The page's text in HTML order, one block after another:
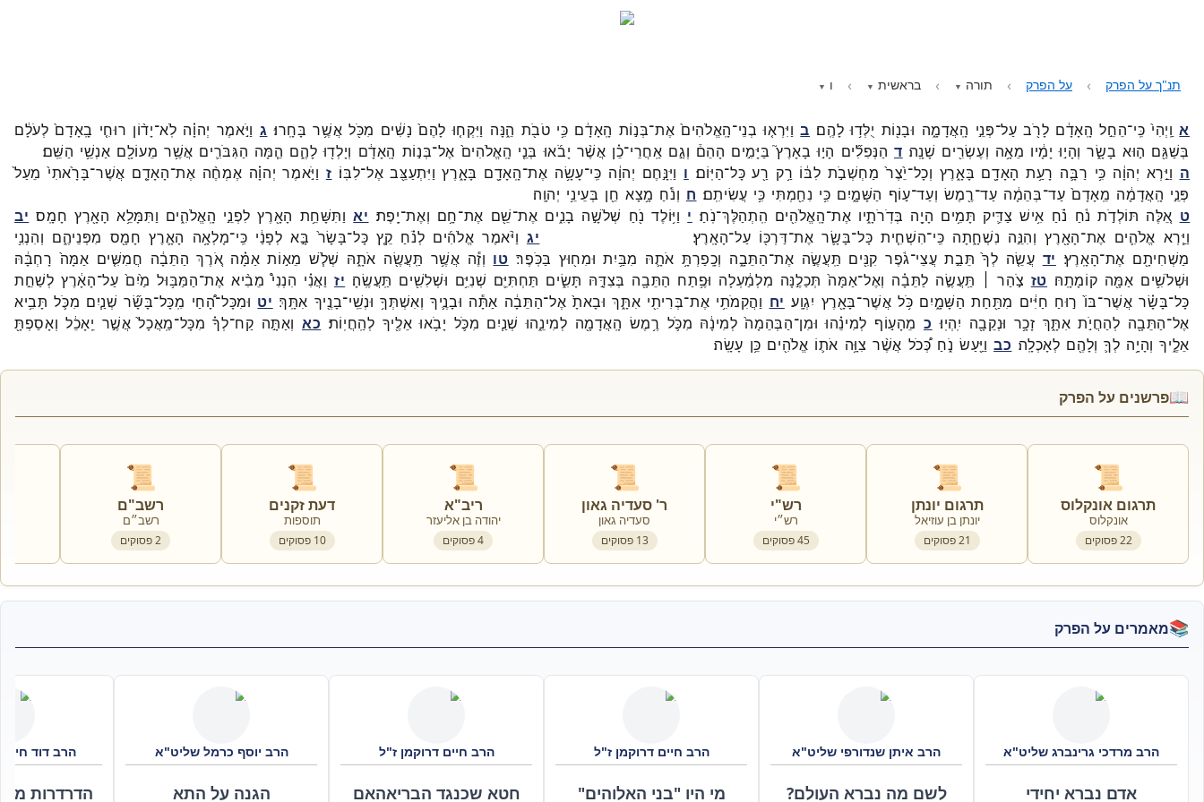
תנ"ך על הפרק על הפרק תורה בראשית ו
א וַֽיְהִי֙ כִּֽי־הֵחֵ֣ל הָֽאָדָ֔ם לָרֹ֖ב עַל־פְּנֵ֣י הָֽאֲדָמָ֑ה וּבָנ֖וֹת יֻלְּד֥וּ לָהֶֽם׃ ב וַיִּרְא֤וּ בְנֵי־הָֽאֱלֹהִים֙ אֶת־בְּנ֣וֹת הָֽאָדָ֔ם כִּ֥י טֹבֹ֖ת הֵ֑נָּה וַיִּקְח֤וּ לָהֶם֙ נָשִׁ֔ים מִכֹּ֖ל אֲשֶׁ֥ר בָּחָֽרוּ׃ ג וַיֹּ֣אמֶר יְהוָ֗ה לֹֽא־יָד֨וֹן רוּחִ֤י בָֽאָדָם֙ לְעֹלָ֔ם
בְּשַׁגַּ֖ם ה֣וּא בָשָׂ֑ר וְהָי֣וּ יָמָ֔יו מֵאָ֥ה וְעֶשְׂרִ֖ים שָׁנָֽה׃ ד הַנְּפִלִ֞ים הָי֣וּ בָאָרֶץ֮ בַּיָּמִ֣ים הָהֵם֒ וְגַ֣ם אַֽחֲרֵי־כֵ֗ן אֲשֶׁ֨ר יָבֹ֜אוּ בְּנֵ֤י הָֽאֱלֹהִים֙ אֶל־בְּנ֣וֹת הָֽאָדָ֔ם וְיָלְד֖וּ לָהֶ֑ם הֵ֧מָּה הַגִּבֹּרִ֛ים אֲשֶׁ֥ר מֵעוֹלָ֖ם אַנְשֵׁ֥י הַשֵּֽׁם׃
ה וַיַּ֣רְא יְהוָ֔ה כִּ֥י רַבָּ֛ה רָעַ֥ת הָאָדָ֖ם בָּאָ֑רֶץ וְכָל־יֵ֙צֶר֙ מַחְשְׁבֹ֣ת לִבּ֔וֹ רַ֥ק רַ֖ע כָּל־הַיּֽוֹם׃ ו וַיִּנָּ֣חֶם יְהוָ֔ה כִּֽי־עָשָׂ֥ה אֶת־הָֽאָדָ֖ם בָּאָ֑רֶץ וַיִּתְעַצֵּ֖ב אֶל־לִבּֽוֹ׃ ז וַיֹּ֣אמֶר יְהוָ֗ה אֶמְחֶ֨ה אֶת־הָאָדָ֤ם אֲשֶׁר־בָּרָ֙אתִי֙ מֵעַל֙
פְּנֵ֣י הָֽאֲדָמָ֔ה מֵֽאָדָם֙ עַד־בְּהֵמָ֔ה עַד־רֶ֖מֶשׂ וְעַד־ע֣וֹף הַשָּׁמָ֑יִם כִּ֥י נִחַ֖מְתִּי כִּ֥י עֲשִׂיתִֽם׃ ח וְנֹ֕חַ מָ֥צָא חֵ֖ן בְּעֵינֵ֥י יְהוָֽה׃
ט אֵ֚לֶּה תּוֹלְדֹ֣ת נֹ֔חַ נֹ֗חַ אִ֥ישׁ צַדִּ֛יק תָּמִ֥ים הָיָ֖ה בְּדֹֽרֹתָ֑יו אֶת־הָֽאֱלֹהִ֖ים הִֽתְהַלֶּךְ־נֹֽחַ׃ י וַיּ֥וֹלֶד נֹ֖חַ שְׁלֹשָׁ֣ה בָנִ֑ים אֶת־שֵׁ֖ם אֶת־חָ֥ם וְאֶת־יָֽפֶת׃ יא וַתִּשָּׁחֵ֥ת הָאָ֖רֶץ לִפְנֵ֣י הָֽאֱלֹהִ֑ים וַתִּמָּלֵ֥א הָאָ֖רֶץ חָמָֽס׃ יב
וַיַּ֧רְא אֱלֹהִ֛ים אֶת־הָאָ֖רֶץ וְהִנֵּ֣ה נִשְׁחָ֑תָה כִּֽי־הִשְׁחִ֧ית כָּל־בָּשָׂ֛ר אֶת־דַּרְכּ֖וֹ עַל־הָאָֽרֶץ׃ יג וַיֹּ֨אמֶר אֱלֹהִ֜ים לְנֹ֗חַ קֵ֤ץ כָּל־בָּשָׂר֙ בָּ֣א לְפָנַ֔י כִּֽי־מָלְאָ֥ה הָאָ֛רֶץ חָמָ֖ס מִפְּנֵיהֶ֑ם וְהִנְנִ֥י
מַשְׁחִיתָ֖ם אֶת־הָאָֽרֶץ׃ יד עֲשֵׂ֤ה לְךָ֙ תֵּבַ֣ת עֲצֵי־גֹ֔פֶר קִנִּ֖ים תַּֽעֲשֶׂ֣ה אֶת־הַתֵּבָ֑ה וְכָֽפַרְתָּ֥ אֹתָ֛הּ מִבַּ֥יִת וּמִח֖וּץ בַּכֹּֽפֶר׃ טו וְזֶ֕ה אֲשֶׁ֥ר תַּֽעֲשֶׂ֖ה אֹתָ֑הּ שְׁלֹ֧שׁ מֵא֣וֹת אַמָּ֗ה אֹ֚רֶךְ הַתֵּבָ֔ה חֲמִשִּׁ֤ים אַמָּה֙ רָחְבָּ֔הּ
וּשְׁלֹשִׁ֥ים אַמָּ֖ה קוֹמָתָֽהּ׃ טז צֹ֣הַר ׀ תַּֽעֲשֶׂ֣ה לַתֵּבָ֗ה וְאֶל־אַמָּה֙ תְּכַלֶ֣נָּה מִלְמַ֔עְלָה וּפֶ֥תַח הַתֵּבָ֖ה בְּצִדָּ֣הּ תָּשִׂ֑ים תַּחְתִּיִּ֛ם שְׁנִיִּ֥ם וּשְׁלִשִׁ֖ים תַּֽעֲשֶֽׂהָ׃ יז וַאֲנִ֗י הִנְנִי֩ מֵבִ֨יא אֶת־הַמַּבּ֥וּל מַ֙יִם֙ עַל־הָאָ֔רֶץ לְשַׁחֵ֣ת
כָּל־בָּשָׂ֗ר אֲשֶׁר־בּוֹ֙ ר֣וּחַ חַיִּ֔ים מִתַּ֖חַת הַשָּׁמָ֑יִם כֹּ֥ל אֲשֶׁר־בָּאָ֖רֶץ יִגְוָֽע׃ יח וַהֲקִמֹתִ֥י אֶת־בְּרִיתִ֖י אִתָּ֑ךְ וּבָאתָ֙ אֶל־הַתֵּבָ֔ה אַתָּ֕ה וּבָנֶ֛יךָ וְאִשְׁתְּךָ֥ וּנְשֵֽׁי־בָנֶ֖יךָ אִתָּֽךְ׃ יט וּמִכָּל־הָ֠חַי מִֽכָּל־בָּשָׂ֞ר שְׁנַ֧יִם מִכֹּ֛ל תָּבִ֥יא
אֶל־הַתֵּבָ֖ה לְהַחֲיֹ֣ת אִתָּ֑ךְ זָכָ֥ר וּנְקֵבָ֖ה יִֽהְיֽוּ׃ כ מֵהָע֣וֹף לְמִינֵ֗הוּ וּמִן־הַבְּהֵמָה֙ לְמִינָ֔הּ מִכֹּ֛ל רֶ֥מֶשׂ הָֽאֲדָמָ֖ה לְמִינֵ֑הוּ שְׁנַ֧יִם מִכֹּ֛ל יָבֹ֥אוּ אֵלֶ֖יךָ לְהַֽחֲיֽוֹת׃ כא וְאַתָּ֣ה קַח־לְךָ֗ מִכָּל־מַֽאֲכָל֙ אֲשֶׁ֣ר יֵֽאָכֵ֔ל וְאָסַפְתָּ֖
אֵלֶ֑יךָ וְהָיָ֥ה לְךָ֛ וְלָהֶ֖ם לְאָכְלָֽה׃ כב וַיַּ֖עַשׂ נֹ֑חַ כְּ֠כֹל אֲשֶׁ֨ר צִוָּ֥ה אֹת֛וֹ אֱלֹהִ֖ים כֵּ֥ן עָשָֽׂה׃
📖פרשנים על הפרק
📜
תרגום אונקלוס
אונקלוס
22פסוקים
📜
תרגום יונתן
יונתן בן עוזיאל
21פסוקים
📜
רש"י
רש״י
45פסוקים
📜
ר' סעדיה גאון
סעדיה גאון
13 פסוקים
📜
ריב"א
יהודה בן אליעזר
4פסוקים
📜
דעת זקנים
תוספות
10 פסוקים
📜
רשב"ם
רשב״ם
2פסוקים
📚מאמרים על הפרק
הרב מרדכי גרינברג שליט"א
אדם נברא יחידי
הרב איתן שנדורפי שליט"א
לשם מה נברא העולם?
הרב חיים דרוקמן ז"ל
מי היו "בני האלוהים"
הרב חיים דרוקמן ז"ל
חטא שכנגד הבריאהאם
הרב יוסף כרמל שליט"א
הגנה על התא
הרב דוד חי
הדרדרות